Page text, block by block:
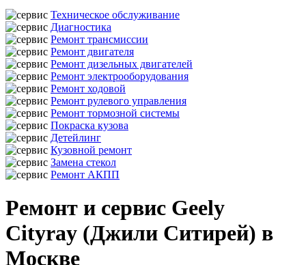
Техническое обслуживание
Диагностика
Ремонт трансмиссии
Ремонт двигателя
Ремонт дизельных двигателей
Ремонт электрооборудования
Ремонт ходовой
Ремонт рулевого управления
Ремонт тормозной системы
Покраска кузова
Детейлинг
Кузовной ремонт
Замена стекол
Ремонт АКПП
Ремонт и сервис Geely
Cityray (Джили Ситирей) в
Москве